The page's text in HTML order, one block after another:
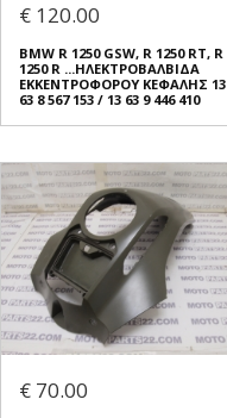
€ 120.00
BMW R 1250 GSW, R 1250 RT, R
1250 R ...ΗΛΕΚΤΡΟΒΑΛΒΙΔΑ
ΕΚΚΕΝΤΡΟΦΟΡΟΥ ΚΕΦΑΛΗΣ 13
63 8 567 153 / 13 63 9 446 410
€ 70.00